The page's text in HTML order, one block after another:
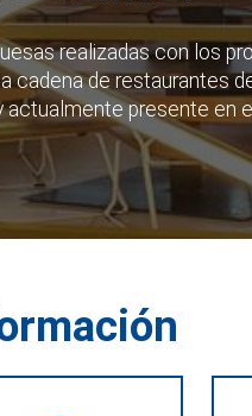
realizadas con los
cadena de restaurantes
actualmente presente en